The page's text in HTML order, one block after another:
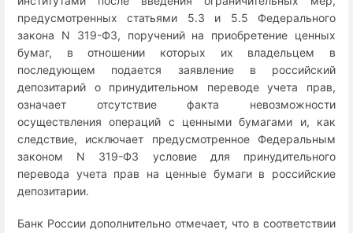
предусмотренных статьями 5.3 и 5.5 Федерального
закона N 319-ФЗ, поручений на приобретение ценных
бумаг, в отношении которых их владельцем в
последующем подается заявление в российский
депозитарий о принудительном переводе учета прав,
означает отсутствие факта невозможности
осуществления операций с ценными бумагами и, как
следствие, исключает предусмотренное Федеральным
законом N 319-ФЗ условие для принудительного
перевода учета прав на ценные бумаги в российские
депозитарии.
Банк России дополнительно отмечает, что в соответствии